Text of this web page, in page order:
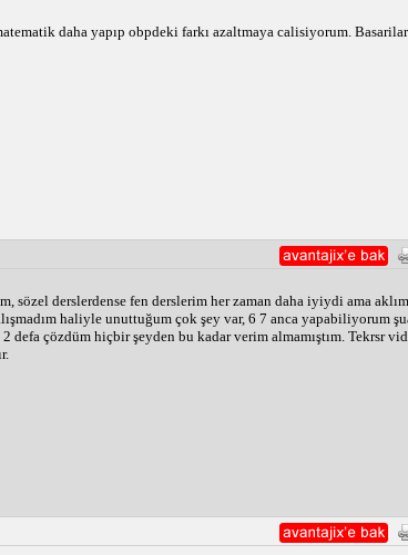
daha yapıp obpdeki farkı azaltmaya calisiyorum.
sözel derslerdense fen derslerim her zaman daha iyiydi ama
haliyle unuttuğum çok şey var, 6 7 anca yapabiliyorum
defa çözdüm hiçbir şeyden bu kadar verim almamıştım. Tekrsr